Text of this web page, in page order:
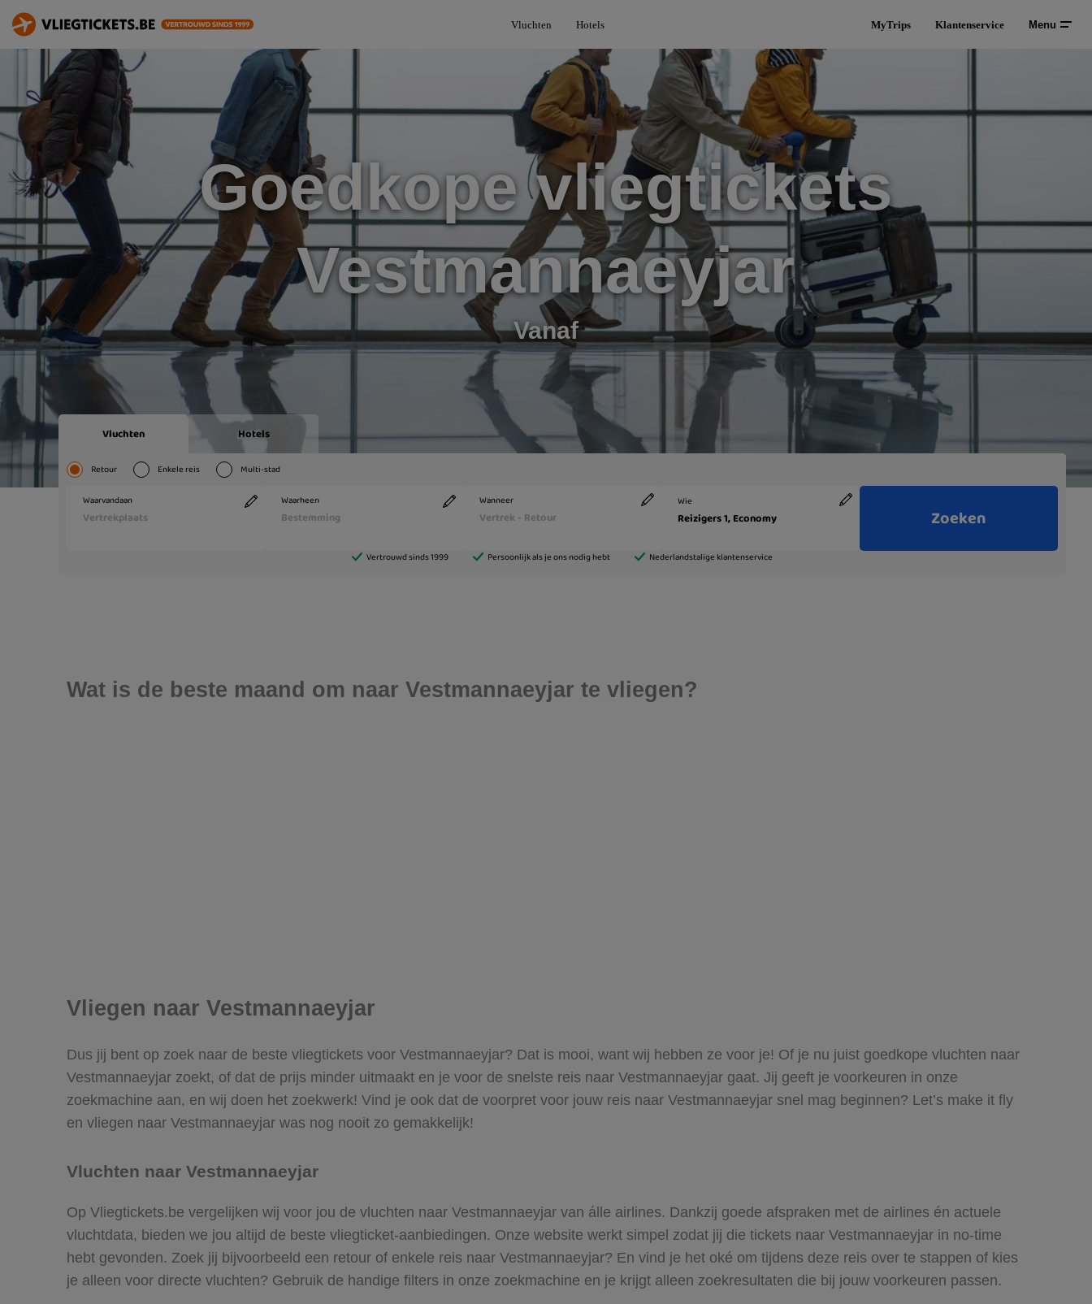
Vluchten Hotels MyTrips Klantenservice Menu
Goedkope vliegtickets
Vestmannaeyjar
Vanaf
Wat is de beste maand om naar Vestmannaeyjar te vliegen?
Vliegen naar Vestmannaeyjar
Dus jij bent op zoek naar de beste vliegtickets voor Vestmannaeyjar? Dat is mooi, want wij hebben ze voor je! Of je nu juist goedkope vluchten naar
Vestmannaeyjar zoekt, of dat de prijs minder uitmaakt en je voor de snelste reis naar Vestmannaeyjar gaat. Jij geeft je voorkeuren in onze
zoekmachine aan, en wij doen het zoekwerk! Vind je ook dat de voorpret voor jouw reis naar Vestmannaeyjar snel mag beginnen? Let’s make it fly
en vliegen naar Vestmannaeyjar was nog nooit zo gemakkelijk!
Vluchten naar Vestmannaeyjar
Op Vliegtickets.be vergelijken wij voor jou de vluchten naar Vestmannaeyjar van álle airlines. Dankzij goede afspraken met de airlines én actuele
vluchtdata, bieden we jou altijd de beste vliegticket-aanbiedingen. Onze website werkt simpel zodat jij die tickets naar Vestmannaeyjar in no-time
hebt gevonden. Zoek jij bijvoorbeeld een retour of enkele reis naar Vestmannaeyjar? En vind je het oké om tijdens deze reis over te stappen of kies
je alleen voor directe vluchten? Gebruik de handige filters in onze zoekmachine en je krijgt alleen zoekresultaten die bij jouw voorkeuren passen.